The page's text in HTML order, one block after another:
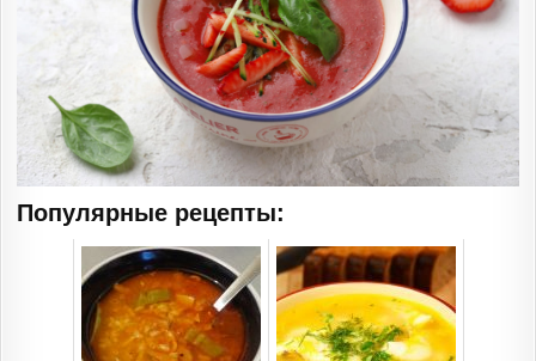
Популярные рецепты: